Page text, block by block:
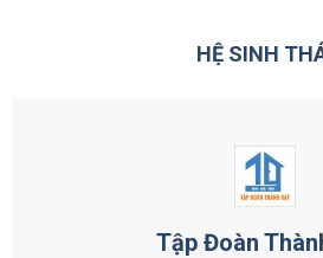
HỆ SINH
Tập Đoàn